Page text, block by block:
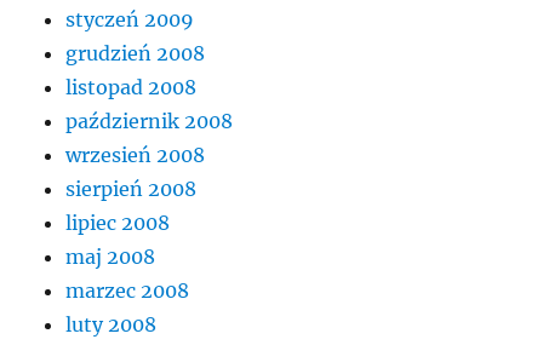
styczeń 2009
grudzień 2008
listopad 2008
październik 2008
wrzesień 2008
sierpień 2008
lipiec 2008
maj 2008
marzec 2008
luty 2008